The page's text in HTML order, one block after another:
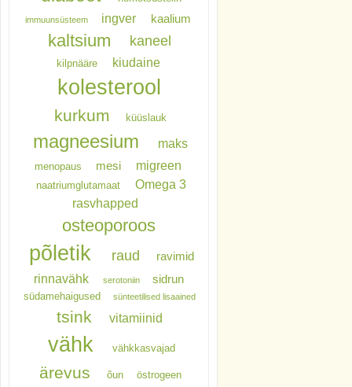
immuunsüsteem ingver kaalium
kaltsium kaneel
kilpnääre kiudaine
kolesterool
kurkum küüslauk
magneesium maks
menopaus mesi migreen
naatriumglutamaat
Omega 3
rasvhapped
osteoporoos
põletik raud ravimid
rinnavähk serotoniin sidrun
südamehaigused sünteetilised lisaained
tsink vitamiinid
vähk vähkkasvajad
ärevus õun östrogeen